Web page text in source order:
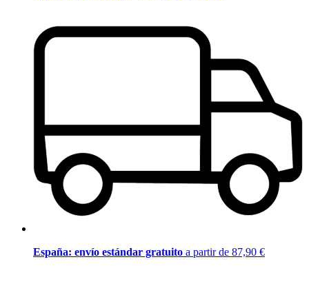
España: envío estándar gratuito a partir de 87,90 €